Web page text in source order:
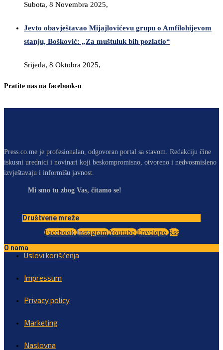
Subota, 8 Novembra 2025,
Jevto obavještavao Mijajlovićevu grupu o Amfilohijevom
stanju, Bošković: „Za muštuluk bih pozlatio“
Srijeda, 8 Oktobra 2025,
Pratite nas na facebook-u
Press.co.me je profesionalan, odgovoran portal sa stavom. Redakciju čine
iskusni urednici i novinari koji beskompromisno, otvoreno i nedvosmisleno
izvještavaju i informišu javnost.
Mi smo tu zbog Vas, čitamo se!
Društvene mreže
Facebook Instagram Youtube Envelope Rss
O nama
Uslovi korišćenja
Impressum
Privacy policy
Marketing
Naslovna